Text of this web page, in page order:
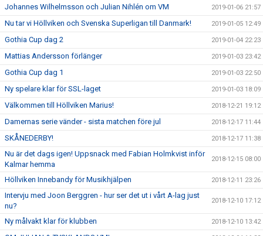
Johannes Wilhelmsson och Julian Nihlén om VM 2019-01-06 21:57
Nu tar vi Höllviken och Svenska Superligan till Danmark! 2019-01-05 12:49
Gothia Cup dag 2 2019-01-04 22:23
Mattias Andersson förlänger 2019-01-03 23:42
Gothia Cup dag 1 2019-01-03 22:50
Ny spelare klar för SSL-laget 2019-01-03 18:09
Välkommen till Höllviken Marius! 2018-12-21 19:12
Damernas serie vänder - sista matchen före jul 2018-12-17 11:44
SKÅNEDERBY! 2018-12-17 11:38
Nu är det dags igen! Uppsnack med Fabian Holmkvist inför
Kalmar hemma
2018-12-15 08:00
Höllviken Innebandy för Musikhjälpen 2018-12-11 23:26
Intervju med Joon Berggren - hur ser det ut i vårt A-lag just
nu?
2018-12-10 17:12
Ny målvakt klar för klubben 2018-12-10 13:42